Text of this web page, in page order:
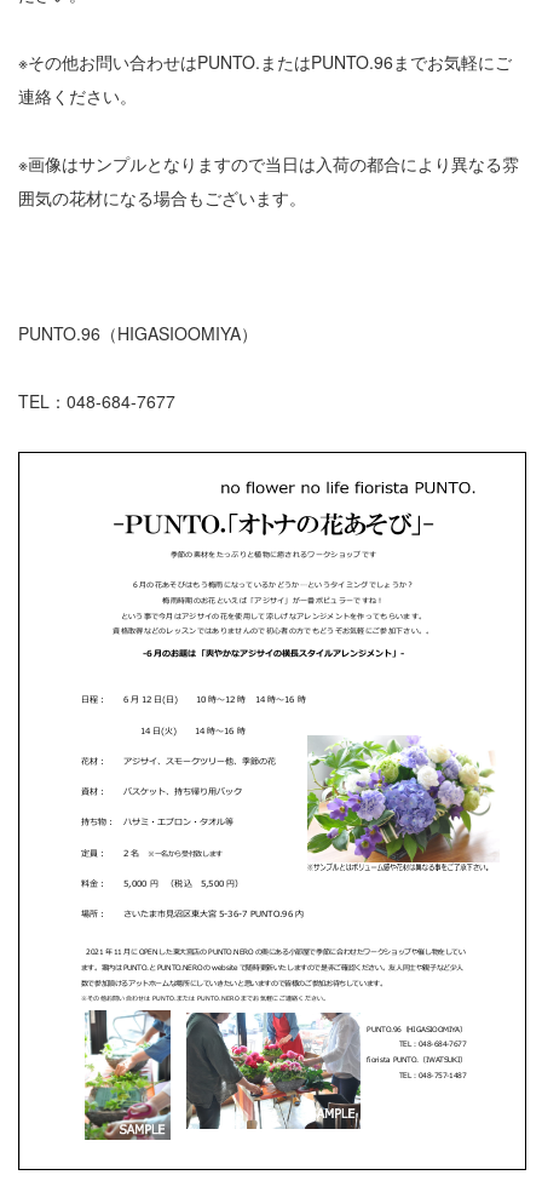
※その他お問い合わせはPUNTO.またはPUNTO.96までお気軽にご
連絡ください。
※画像はサンプルとなりますので当日は入荷の都合により異なる雰
囲気の花材になる場合もございます。
PUNTO.96（HIGASIOOMIYA）
TEL：048-684-7677